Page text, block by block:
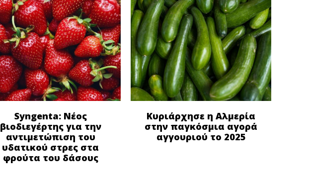
Syngenta: Νέος
βιοδιεγέρτης για την
αντιμετώπιση του
υδατικού στρες στα
φρούτα του δάσους
Κυριάρχησε η Αλμερία
στην παγκόσμια αγορά
αγγουριού το 2025